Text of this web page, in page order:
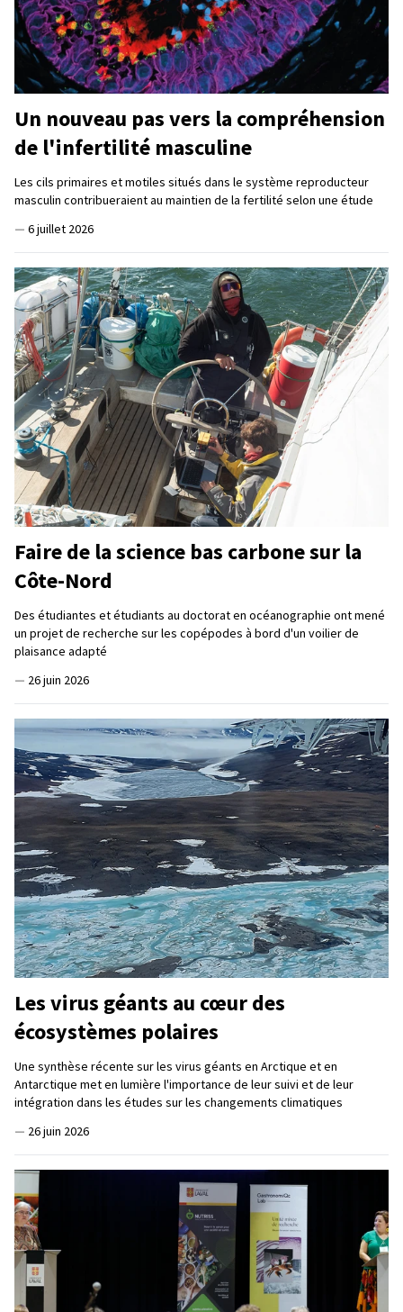
Un nouveau pas vers la compréhension
de l'infertilité masculine
Les cils primaires et motiles situés dans le système reproducteur
masculin contribueraient au maintien de la fertilité selon une étude
— 6 juillet 2026
Faire de la science bas carbone sur la
Côte-Nord
Des étudiantes et étudiants au doctorat en océanographie ont mené
un projet de recherche sur les copépodes à bord d'un voilier de
plaisance adapté
— 26 juin 2026
Les virus géants au cœur des
écosystèmes polaires
Une synthèse récente sur les virus géants en Arctique et en
Antarctique met en lumière l'importance de leur suivi et de leur
intégration dans les études sur les changements climatiques
— 26 juin 2026